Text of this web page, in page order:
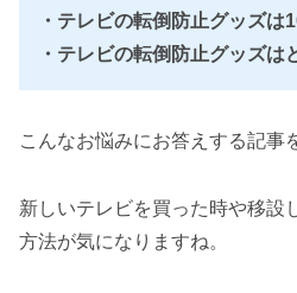
・テレビの転倒防止グッズは
・テレビの転倒防止グッズは
こんなお悩みにお答えする記事
新しいテレビを買った時や移設
方法が気になりますね。